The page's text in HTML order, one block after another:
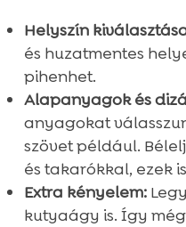
Helyszín
és huzatmentes
pihenhet.
Alapanyagok és
anyagokat
szövet például.
és takarókkal, ezek
Extra kényelem:
kutyaágy is. Így